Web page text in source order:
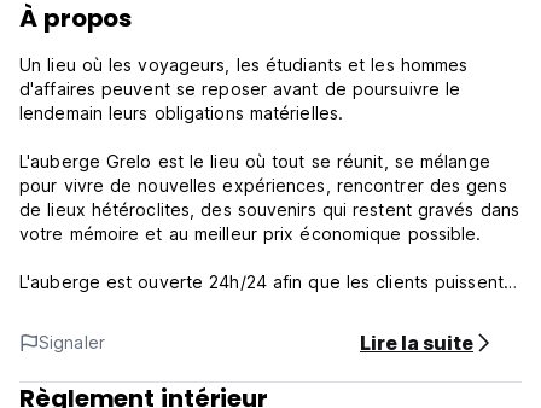
À propos
Un lieu où les voyageurs, les étudiants et les hommes
d'affaires peuvent se reposer avant de poursuivre le
lendemain leurs obligations matérielles.
L'auberge Grelo est le lieu où tout se réunit, se mélange
pour vivre de nouvelles expériences, rencontrer des gens
de lieux hétéroclites, des souvenirs qui restent gravés dans
votre mémoire et au meilleur prix économique possible.
L'auberge est ouverte 24h/24 afin que les clients puissent
Nous demandons à nos clients d'essayer de maintenir les
bruits aussi bas que possible après 23h00 afin de respecter
tous les autres clients.
Signaler Lire la suite
Règlement intérieur